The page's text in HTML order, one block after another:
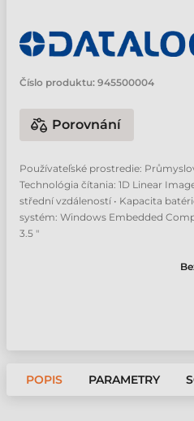
Číslo produktu: 945500004
Porovnání
Používateľské prostredie:
Technológia čítania: 1D Linear
střední vzdáleností • Kapacita
systém: Windows Embedded
3.5 "
POPIS PARAMETRY